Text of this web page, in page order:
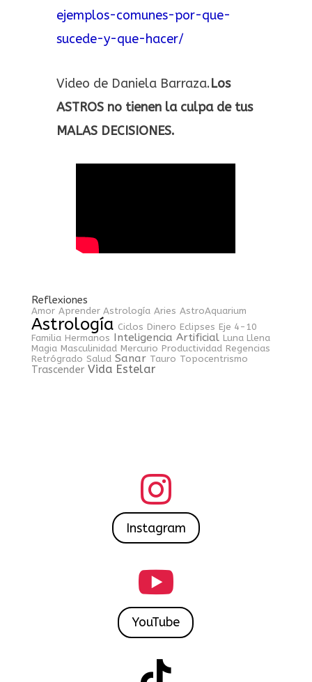
ejemplos-comunes-por-que-
sucede-y-que-hacer/
Video de Daniela Barraza.Los
ASTROS no tienen la culpa de tus
MALAS DECISIONES.
Reflexiones
Amor Aprender Astrología Aries AstroAquarium
Astrología Ciclos Dinero Eclipses Eje 4-10
Familia Hermanos Inteligencia Artificial Luna Llena
Magia Masculinidad Mercurio Productividad Regencias
Retrógrado Salud Sanar Tauro Topocentrismo
Trascender Vida Estelar

Instagram

YouTube